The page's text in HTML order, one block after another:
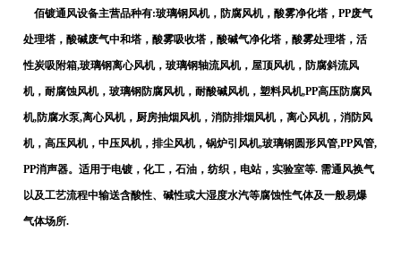
佰镀通风设备主营品种有:玻璃钢风机，防腐风机，酸雾净化塔，PP废气
处理塔，酸碱废气中和塔，酸雾吸收塔，酸碱气净化塔，酸雾处理塔，活
性炭吸附箱,玻璃钢离心风机，玻璃钢轴流风机，屋顶风机，防腐斜流风
机，耐腐蚀风机，玻璃钢防腐风机，耐酸碱风机，塑料风机,PP高压防腐风
机,防腐水泵,离心风机，厨房抽烟风机，消防排烟风机，离心风机，消防风
机，高压风机，中压风机，排尘风机，锅炉引风机,玻璃钢圆形风管,PP风管,
PP消声器。适用于电镀，化工，石油，纺织，电站，实验室等. 需通风换气
以及工艺流程中输送含酸性、碱性或大湿度水汽等腐蚀性气体及一般易爆
气体场所.